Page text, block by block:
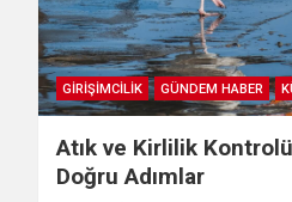
GİRİŞİMCİLİK GÜNDEM HABER
Atık ve Kirlilik
Doğru Adımlar